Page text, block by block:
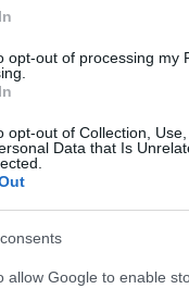
opt-out of processing my
opt-out of Collection,
Data that Is
allow Google to enable